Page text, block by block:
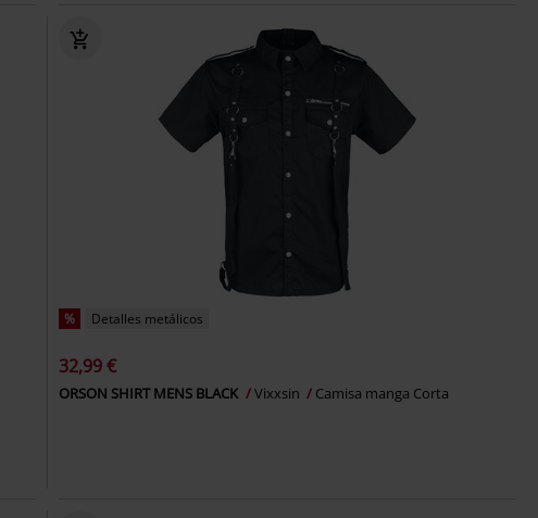
% Detalles metálicos
32,99 €
ORSON SHIRT MENS BLACK Vixxsin Camisa manga Corta